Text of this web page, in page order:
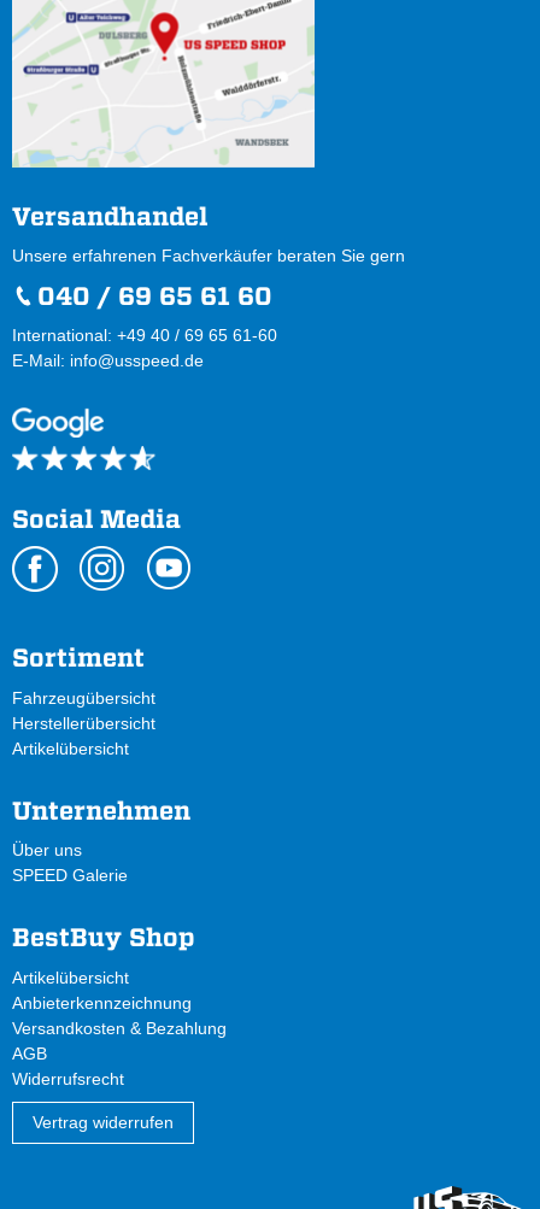
Versandhandel
Unsere erfahrenen Fachverkäufer beraten Sie gern
040 / 69 65 61 60
International: +49 40 / 69 65 61-60
E-Mail: info@usspeed.de
Social Media
Sortiment
Fahrzeugübersicht
Herstellerübersicht
Artikelübersicht
Unternehmen
Über uns
SPEED Galerie
BestBuy Shop
Artikelübersicht
Anbieterkennzeichnung
Versandkosten & Bezahlung
AGB
Widerrufsrecht
Vertrag widerrufen